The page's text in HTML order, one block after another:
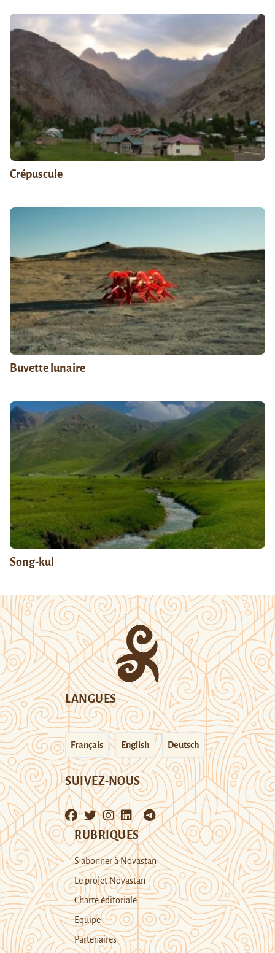
Crépuscule
Buvette lunaire
Song-kul
LANGUES
Français English Deutsch
SUIVEZ-NOUS
RUBRIQUES
S’abonner à Novastan
Le projet Novastan
Charte éditoriale
Equipe
Partenaires